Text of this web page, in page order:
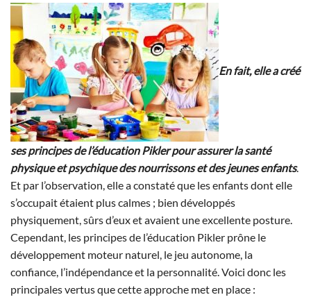
En fait, elle a créé
ses principes de l’éducation Pikler pour assurer la santé
physique et psychique des nourrissons et des jeunes enfants.
Et par l’observation, elle a constaté que les enfants dont elle
s’occupait étaient plus calmes ; bien développés
physiquement, sûrs d’eux et avaient une excellente posture.
Cependant, les principes de l’éducation Pikler prône le
développement moteur naturel, le jeu autonome, la
confiance, l’indépendance et la personnalité. Voici donc les
principales vertus que cette approche met en place :